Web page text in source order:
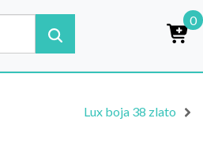
0
Lux boja 38 zlato